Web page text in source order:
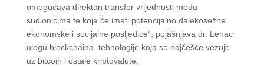
omogućava direktan transfer vrijednosti među
sudionicima te koja će imati potencijalno dalekosežne
ekonomske i socijalne posljedice“, pojašnjava dr. Lenac
ulogu blockchaina, tehnologije koja se najčešće vezuje
uz bitcoin i ostale kriptovalute.